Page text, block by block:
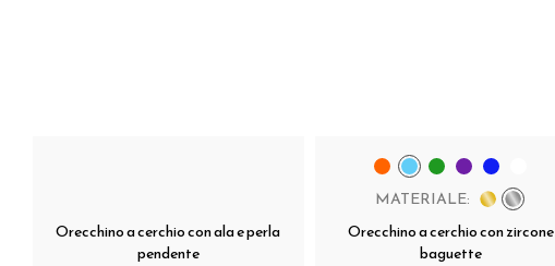
Orecchino a cerchio con ala e perla
pendente
MATERIALE:
Orecchino a cerchio con zircone
baguette